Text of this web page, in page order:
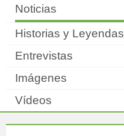
Noticias
Historias y Leyendas
Entrevistas
Imágenes
Vídeos